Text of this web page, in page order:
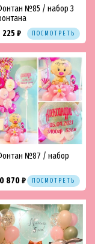
№85 / набор 3
225 ₽
ПОСМОТРЕТЬ
№87 / набор
870 ₽ ПОСМОТРЕТЬ